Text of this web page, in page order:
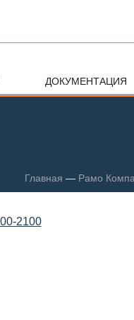
ДОКУМЕНТАЦИЯ
Главная — Рамо